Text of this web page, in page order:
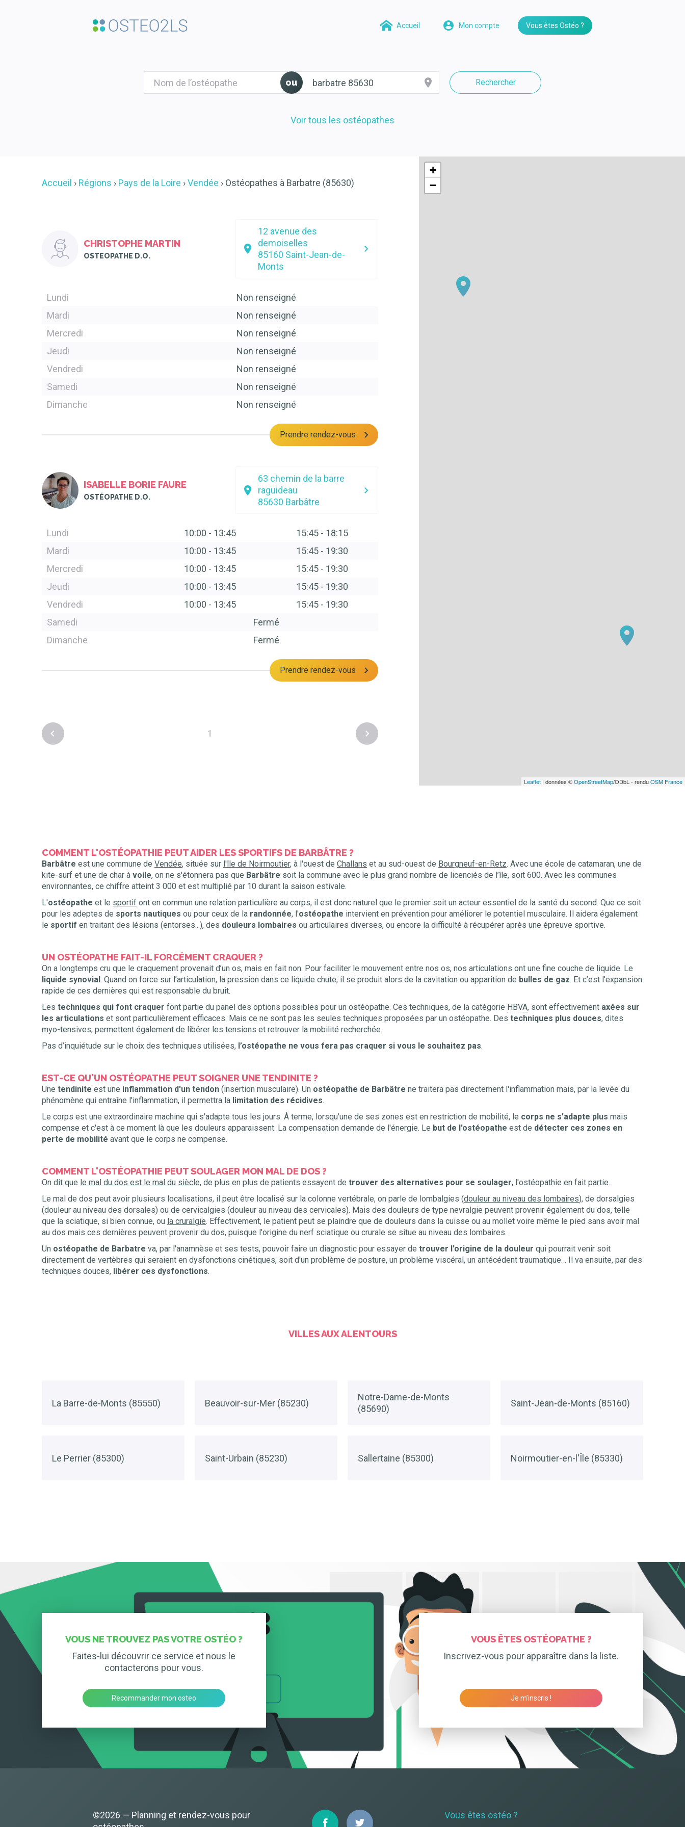
Accueil Mon compte Vous êtes Ostéo ?
ou Rechercher
Voir tous les ostéopathes
Accueil Régions Pays de la Loire Vendée Ostéopathes à Barbatre (85630)
CHRISTOPHE MARTIN
OSTEOPATHE D.O.
12 avenue des
demoiselles
85160 Saint-Jean-de-
Monts
Lundi
Non renseigné
Mardi
Non renseigné
Mercredi
Non renseigné
Jeudi
Non renseigné
Vendredi
Non renseigné
Samedi
Non renseigné
Dimanche
Non renseigné
Prendre rendez-vous
ISABELLE BORIE FAURE
OSTÉOPATHE D.O.
63 chemin de la barre
raguideau
85630 Barbâtre
Lundi 10:00 - 13:45 15:45 - 18:15
Mardi
10:00 - 13:45 15:45 - 19:30
Mercredi
10:00 - 13:45 15:45 - 19:30
Jeudi
10:00 - 13:45 15:45 - 19:30
Vendredi
10:00 - 13:45 15:45 - 19:30
Samedi
Fermé
Dimanche
Fermé
Prendre rendez-vous
1
+
−
Leaflet | données ©OpenStreetMap/ODbL - renduOSM France
COMMENT L'OSTÉOPATHIE PEUT AIDER LES SPORTIFS DE BARBÂTRE ?
Barbâtre est une commune de Vendée, située sur l'île de Noirmoutier, à l'ouest de Challans et au sud-ouest de Bourgneuf-en-Retz. Avec une école de catamaran, une de
kite-surf et une de char à voile, on ne s'étonnera pas que Barbâtre soit la commune avec le plus grand nombre de licenciés de l’île, soit 600. Avec les communes
environnantes, ce chiffre atteint 3 000 et est multiplié par 10 durant la saison estivale.
L'ostéopathe et le sportif ont en commun une relation particulière au corps, il est donc naturel que le premier soit un acteur essentiel de la santé du second. Que ce soit
pour les adeptes de sports nautiques ou pour ceux de la randonnée, l'ostéopathe intervient en prévention pour améliorer le potentiel musculaire. Il aidera également
le sportif en traitant des lésions (entorses...), des douleurs lombaires ou articulaires diverses, ou encore la difficulté à récupérer après une épreuve sportive.
UN OSTÉOPATHE FAIT-IL FORCÉMENT CRAQUER ?
On a longtemps cru que le craquement provenait d’un os, mais en fait non. Pour faciliter le mouvement entre nos os, nos articulations ont une fine couche de liquide. Le
liquide synovial. Quand on force sur l’articulation, la pression dans ce liquide chute, il se produit alors de la cavitation ou apparition de bulles de gaz. Et c’est l’expansion
rapide de ces dernières qui est responsable du bruit.
Les techniques qui font craquer font partie du panel des options possibles pour un ostéopathe. Ces techniques, de la catégorie HBVA, sont effectivement axées sur
les articulations et sont particulièrement efficaces. Mais ce ne sont pas les seules techniques proposées par un ostéopathe. Des techniques plus douces, dites
myo-tensives, permettent également de libérer les tensions et retrouver la mobilité recherchée.
Pas d’inquiétude sur le choix des techniques utilisées, l’ostéopathe ne vous fera pas craquer si vous le souhaitez pas.
EST-CE QU'UN OSTÉOPATHE PEUT SOIGNER UNE TENDINITE ?
Une tendinite est une inflammation d'un tendon (insertion musculaire). Un ostéopathe de Barbâtre ne traitera pas directement l'inflammation mais, par la levée du
phénomène qui entraîne l'inflammation, il permettra la limitation des récidives.
Le corps est une extraordinaire machine qui s'adapte tous les jours. À terme, lorsqu'une de ses zones est en restriction de mobilité, le corps ne s'adapte plus mais
compense et c'est à ce moment là que les douleurs apparaissent. La compensation demande de l'énergie. Le but de l'ostéopathe est de détecter ces zones en
perte de mobilité avant que le corps ne compense.
COMMENT L'OSTÉOPATHIE PEUT SOULAGER MON MAL DE DOS ?
On dit que le mal du dos est le mal du siècle, de plus en plus de patients essayent de trouver des alternatives pour se soulager, l'ostéopathie en fait partie.
Le mal de dos peut avoir plusieurs localisations, il peut être localisé sur la colonne vertébrale, on parle de lombalgies (douleur au niveau des lombaires), de dorsalgies
(douleur au niveau des dorsales) ou de cervicalgies (douleur au niveau des cervicales). Mais des douleurs de type nevralgie peuvent provenir également du dos, telle
que la sciatique, si bien connue, ou la cruralgie. Effectivement, le patient peut se plaindre que de douleurs dans la cuisse ou au mollet voire même le pied sans avoir mal
au dos mais ces dernières peuvent provenir du dos, puisque l'origine du nerf sciatique ou crurale se situe au niveau des lombaires.
Un ostéopathe de Barbatre va, par l'anamnèse et ses tests, pouvoir faire un diagnostic pour essayer de trouver l'origine de la douleur qui pourrait venir soit
directement de vertèbres qui seraient en dysfonctions cinétiques, soit d'un problème de posture, un problème viscéral, un antécédent traumatique… Il va ensuite, par des
techniques douces, libérer ces dysfonctions.
VILLES AUX ALENTOURS
La Barre-de-Monts (85550) Beauvoir-sur-Mer (85230)
Notre-Dame-de-Monts
(85690)
Saint-Jean-de-Monts (85160)
Le Perrier (85300) Saint-Urbain (85230) Sallertaine (85300) Noirmoutier-en-l'Île (85330)
VOUS NE TROUVEZ PAS VOTRE OSTÉO ?
Faites-lui découvrir ce service et nous le
contacterons pour vous.
Recommander mon osteo
VOUS ÊTES OSTÉOPATHE ?
Inscrivez-vous pour apparaître dans la liste.
Je m’inscris !
Vous êtes ostéo ?
©2026 — Planning et rendez-vous pour